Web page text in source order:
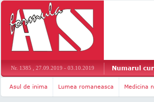
Nr. 1385 , 27.09.2019 - 03.10.2019 Numarul
Asul de inima Lumea romaneasca Medicina